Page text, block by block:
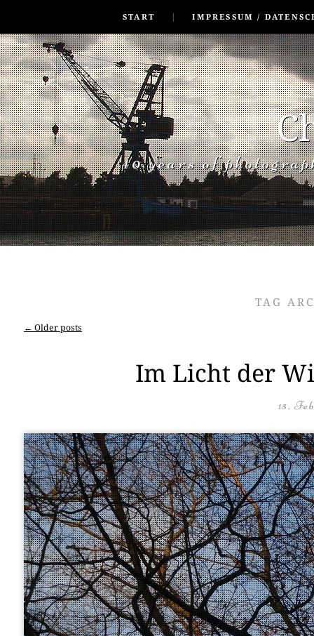
START
IMPRESSUM /
40 years of
TAG
Post navigation
← Older posts
Im Licht der
15.